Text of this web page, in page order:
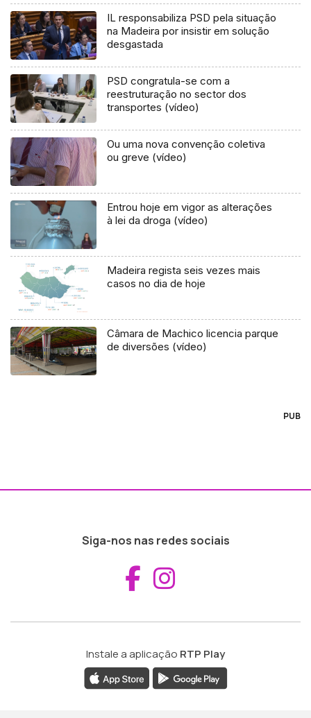
IL responsabiliza PSD pela situação
na Madeira por insistir em solução
desgastada
PSD congratula-se com a
reestruturação no sector dos
transportes (vídeo)
Ou uma nova convenção coletiva
ou greve (vídeo)
Entrou hoje em vigor as alterações
à lei da droga (vídeo)
Madeira regista seis vezes mais
casos no dia de hoje
Câmara de Machico licencia parque
de diversões (vídeo)
PUB
Siga-nos nas redes sociais
Aceder ao
Instale a aplicação RTP Play